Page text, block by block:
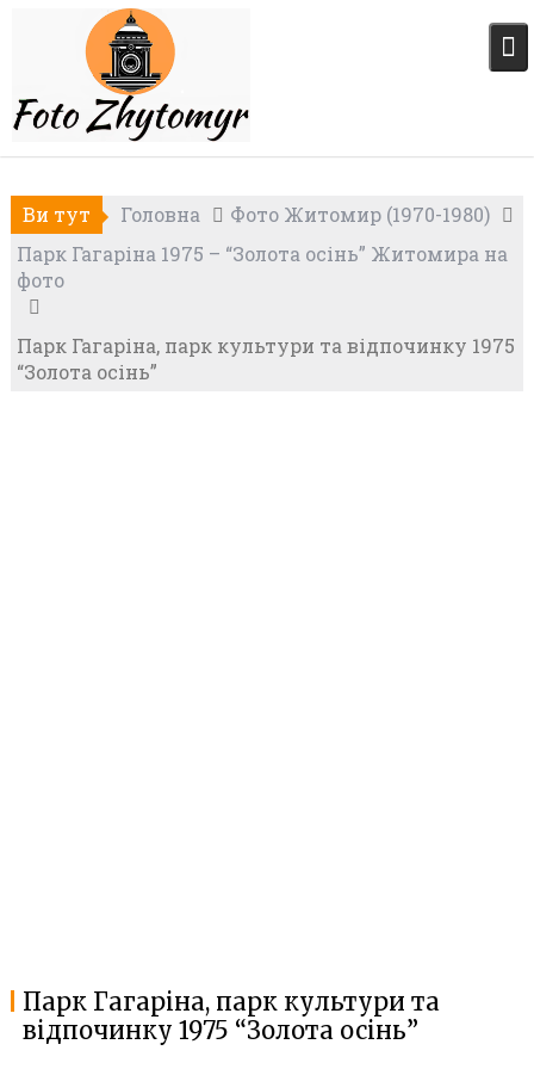
Ви тут Головна
Фото Житомир (1970-1980)
Парк Гагаріна 1975 – “Золота осінь” Житомира на
фото
Парк Гагаріна, парк культури та відпочинку 1975
“Золота осінь”
Парк Гагаріна, парк культури та
відпочинку 1975 “Золота осінь”